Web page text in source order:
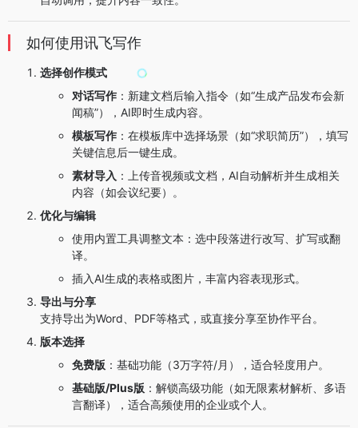
如何使用讯飞写作
选择创作模式
对话写作 ：新建文档后输入指令（如“生成产品发布会新
闻稿”），AI即时生成内容。
模板写作 ：在模板库中选择场景（如“求职简历”），填写
关键信息后一键生成。
素材导入 ：上传音视频或文档，AI自动解析并生成相关
内容（如会议纪要）。
优化与编辑
使用内置工具调整文本：选中段落进行改写、扩写或翻
译。
插入AI生成的表格或图片，丰富内容表现形式。
导出与分享
支持导出为Word、PDF等格式，或直接分享至协作平台。
版本选择
免费版 ：基础功能（3万字符/月），适合轻度用户。
基础版/Plus版 ：解锁高级功能（如无限素材解析、多语
言翻译），适合高频使用的企业或个人。